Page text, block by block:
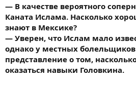
— В качестве вероятного
Каната Ислама. Насколько
знают в Мексике?
— Уверен, что Ислам мало
однако у местных
представление о том,
оказаться навыки Головкина.